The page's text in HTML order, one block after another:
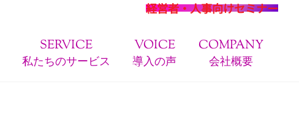
経営者・人事向けセミナー
SERVICE
私たちのサービス
VOICE
導入の声
COMPANY
会社概要